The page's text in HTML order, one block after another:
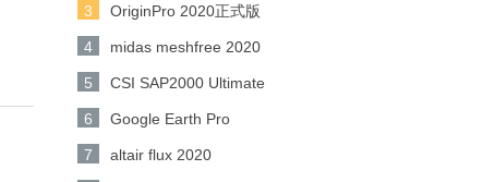
3 OriginPro 2020正式版
4 midas meshfree 2020
5 CSI SAP2000 Ultimate
6 Google Earth Pro
7 altair flux 2020